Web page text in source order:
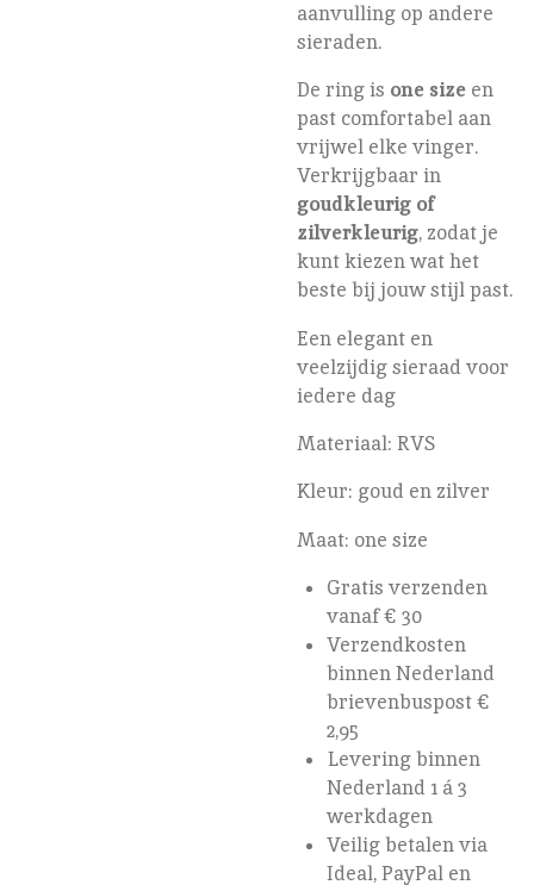
aanvulling op andere
sieraden.
De ring is one size en
past comfortabel aan
vrijwel elke vinger.
Verkrijgbaar in
goudkleurig of
zilverkleurig, zodat je
kunt kiezen wat het
beste bij jouw stijl past.
Een elegant en
veelzijdig sieraad voor
iedere dag
Materiaal: RVS
Kleur: goud en zilver
Maat: one size
Gratis verzenden
vanaf € 30
Verzendkosten
binnen Nederland
brievenbuspost €
2,95
Levering binnen
Nederland 1 á 3
werkdagen
Veilig betalen via
Ideal, PayPal en